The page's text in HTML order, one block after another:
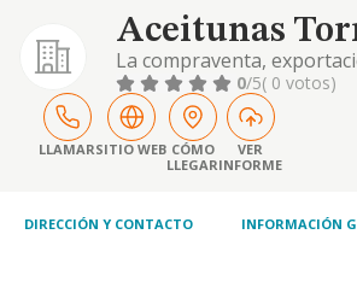
Aceitunas
La compraventa,
fabricación de productos
bebidas
0/5( 0 votos)
LLAMARSITIO WEB CÓMO
LLEGAR
VER
INFORME
DIRECCIÓN Y CONTACTO INFORMACIÓN